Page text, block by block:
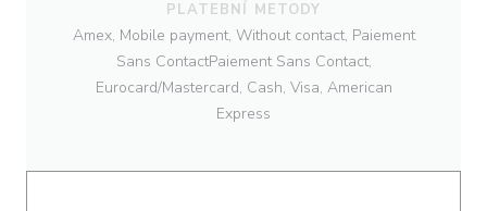
PLATEBNÍ METODY
Amex, Mobile payment, Without contact, Paiement
Sans ContactPaiement Sans Contact,
Eurocard/Mastercard, Cash, Visa, American
Express